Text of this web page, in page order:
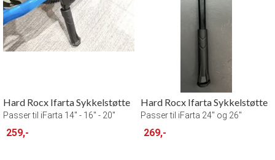
Hard Rocx Ifarta Sykkelstøtte
Passer til iFarta 14" - 16" - 20"
259,-
Hard Rocx Ifarta Sykkelstøtte
Passer til iFarta 24" og 26"
269,-